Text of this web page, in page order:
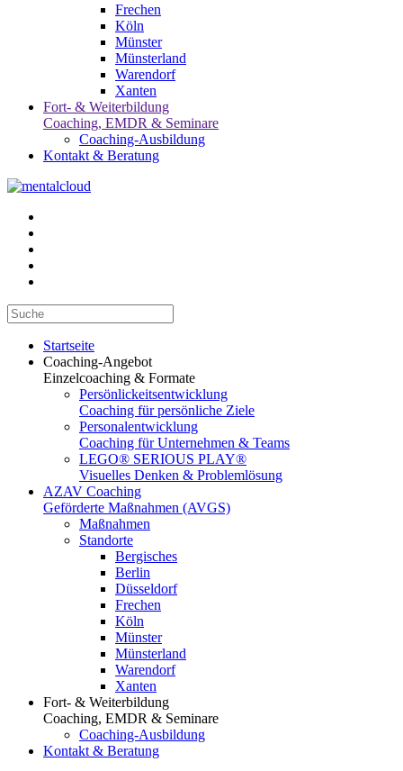
Frechen
Köln
Münster
Münsterland
Warendorf
Xanten
Fort- & Weiterbildung
Coaching, EMDR & Seminare
Coaching-Ausbildung
Kontakt & Beratung
Startseite
Coaching-Angebot
Einzelcoaching & Formate
Persönlickeitsentwicklung
Coaching für persönliche Ziele
Personalentwicklung
Coaching für Unternehmen & Teams
LEGO® SERIOUS PLAY®
Visuelles Denken & Problemlösung
AZAV Coaching
Geförderte Maßnahmen (AVGS)
Maßnahmen
Standorte
Bergisches
Berlin
Düsseldorf
Frechen
Köln
Münster
Münsterland
Warendorf
Xanten
Fort- & Weiterbildung
Coaching, EMDR & Seminare
Coaching-Ausbildung
Kontakt & Beratung